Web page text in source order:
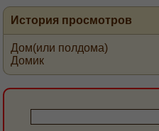
История просмотров
Дом(или полдома)
Домик